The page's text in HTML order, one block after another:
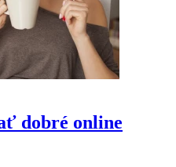
dobré online